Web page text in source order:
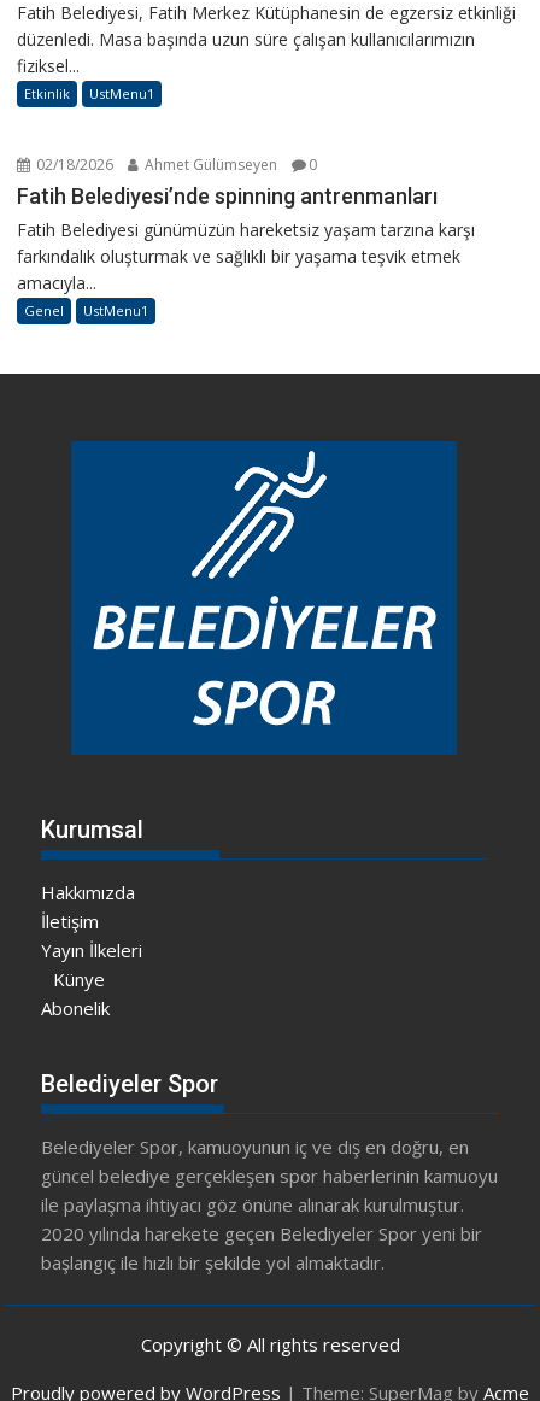
Fatih Belediyesi, Fatih Merkez Kütüphanesin de egzersiz etkinliği
düzenledi. Masa başında uzun süre çalışan kullanıcılarımızın
fiziksel...
Etkinlik UstMenu1
02/18/2026 Ahmet Gülümseyen 0
Fatih Belediyesi’nde spinning antrenmanları
Fatih Belediyesi günümüzün hareketsiz yaşam tarzına karşı
farkındalık oluşturmak ve sağlıklı bir yaşama teşvik etmek
amacıyla...
Genel UstMenu1
Kurumsal
Hakkımızda
İletişim
Yayın İlkeleri
Künye
Abonelik
Belediyeler Spor
Belediyeler Spor, kamuoyunun iç ve dış en doğru, en
güncel belediye gerçekleşen spor haberlerinin kamuoyu
ile paylaşma ihtiyacı göz önüne alınarak kurulmuştur.
2020 yılında harekete geçen Belediyeler Spor yeni bir
başlangıç ile hızlı bir şekilde yol almaktadır.
Copyright © All rights reserved
Proudly powered by WordPress | Theme: SuperMag by Acme